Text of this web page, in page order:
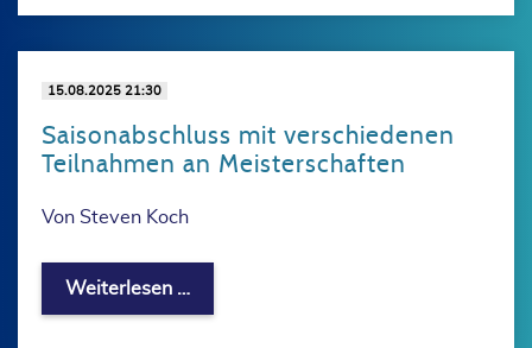
15.08.2025 21:30
Saisonabschluss mit verschiedenen
Teilnahmen an Meisterschaften
Von Steven Koch
Weiterlesen …